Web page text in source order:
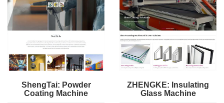
ShengTai: Powder
Coating Machine
ZHENGKE: Insulating
Glass Machine